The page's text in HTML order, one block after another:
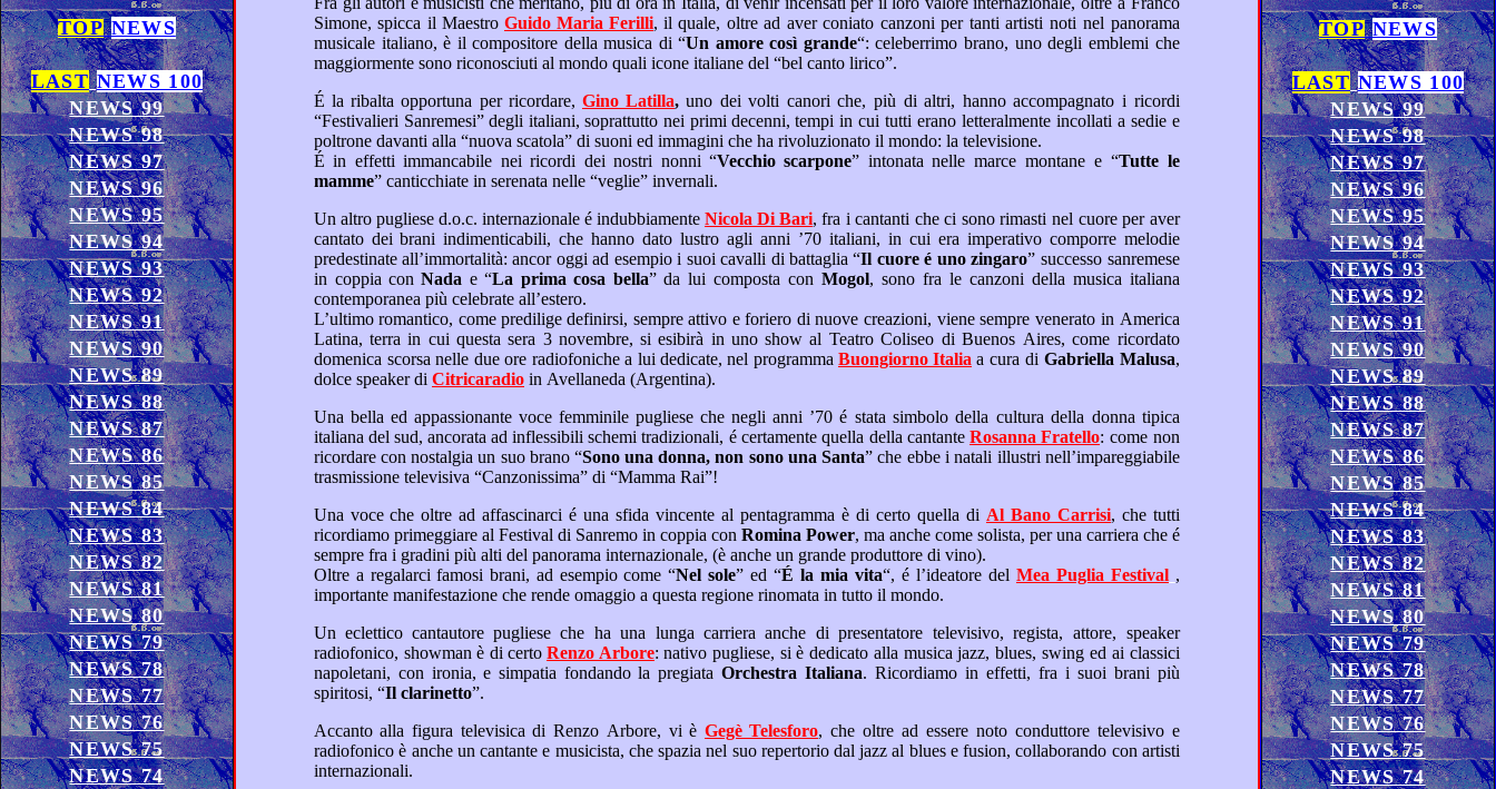
TOP NEWS
LAST NEWS 100
NEWS 99
NEWS 98
NEWS 97
NEWS 96
NEWS 95
NEWS 94
NEWS 93
NEWS 92
NEWS 91
NEWS 90
NEWS 89
NEWS 88
NEWS 87
NEWS 86
NEWS 85
NEWS 84
NEWS 83
NEWS 82
NEWS 81
NEWS 80
NEWS 79
NEWS 78
NEWS 77
NEWS 76
NEWS 75
NEWS 74
TOP NEWS
LAST NEWS 100
NEWS 99
NEWS 98
NEWS 97
NEWS 96
NEWS 95
NEWS 94
NEWS 93
NEWS 92
NEWS 91
NEWS 90
NEWS 89
NEWS 88
NEWS 87
NEWS 86
NEWS 85
NEWS 84
NEWS 83
NEWS 82
NEWS 81
NEWS 80
NEWS 79
NEWS 78
NEWS 77
NEWS 76
NEWS 75
NEWS 74
Simone, spicca il Maestro
Guido Maria Ferilli, il quale, oltre ad aver coniato canzoni per tanti artisti noti nel panorama
musicale italiano, è il compositore della musica di “
Un amore così grande“: celeberrimo brano, uno degli emblemi che
maggiormente sono riconosciuti al mondo quali icone italiane del “bel canto lirico”.
É la ribalta opportuna per ricordare,
Gino Latilla, uno dei volti canori che, più di altri, hanno accompagnato i ricordi
“Festivalieri Sanremesi” degli italiani, soprattutto nei primi decenni, tempi in cui tutti erano letteralmente incollati a sedie e
poltrone davanti alla “nuova scatola” di suoni ed immagini che ha rivoluzionato il mondo: la televisione.
É in effetti immancabile nei ricordi dei nostri nonni “
Vecchio scarpone ” intonata nelle marce montane e “Tutte le
mamme
” canticchiate in serenata nelle “veglie” invernali.
Un altro pugliese d.o.c. internazionale é indubbiamente
Nicola Di Bari, fra i cantanti che ci sono rimasti nel cuore per aver
cantato dei brani indimenticabili, che hanno dato lustro agli anni ’70 italiani, in cui era imperativo comporre melodie
predestinate all’immortalità: ancor oggi ad esempio i suoi cavalli di battaglia “
Il cuore é uno zingaro” successo sanremese
in coppia con Nada e “La prima cosa bella ” da lui composta con Mogol, sono fra le canzoni della musica italiana
contemporanea più celebrate all’estero.
L’ultimo romantico, come predilige definirsi, sempre attivo e foriero di nuove creazioni, viene sempre venerato in America
Latina, terra in cui questa sera 3 novembre, si esibirà in uno show al Teatro Coliseo di Buenos Aires, come ricordato
domenica scorsa nelle due ore radiofoniche a lui dedicate, nel programma Buongiorno Italia a cura di Gabriella Malusa,
dolce speaker di Citricaradio in Avellaneda (Argentina).
Una bella ed appassionante voce femminile pugliese che negli anni ’70 é stata simbolo della cultura della donna tipica
italiana del sud, ancorata ad inflessibili schemi tradizionali, é certamente quella della cantante Rosanna Fratello: come non
ricordare con nostalgia un suo brano “
Sono una donna, non sono una Santa” che ebbe i natali illustri nell’impareggiabile
trasmissione televisiva “Canzonissima” di “Mamma Rai”!
Una voce che oltre ad affascinarci é una sfida vincente al pentagramma è di certo quella di
Al Bano Carrisi, che tutti
ricordiamo primeggiare al Festival di Sanremo in coppia con Romina Power, ma anche come solista, per una carriera che é
sempre fra i gradini più alti del panorama internazionale, (è anche un grande produttore di vino).
Oltre a regalarci famosi brani, ad esempio come “
Nel sole” ed “ É la mia vita “, é l’ideatore del Mea Puglia Festival ,
importante manifestazione che rende omaggio a questa regione rinomata in tutto il mondo.
Un eclettico cantautore pugliese che ha una lunga carriera anche di presentatore televisivo, regista, attore, speaker
radiofonico, showman è di certo
Renzo Arbore: nativo pugliese, si è dedicato alla musica jazz, blues, swing ed ai classici
napoletani, con ironia, e simpatia fondando la pregiata
Orchestra Italiana. Ricordiamo in effetti, fra i suoi brani più
spiritosi, “
Il clarinetto”.
Accanto alla figura televisica di Renzo Arbore, vi è
Gegè Telesforo, che oltre ad essere noto conduttore televisivo e
radiofonico è anche un cantante e musicista, che spazia nel suo repertorio dal jazz al blues e fusion, collaborando con artisti
internazionali.